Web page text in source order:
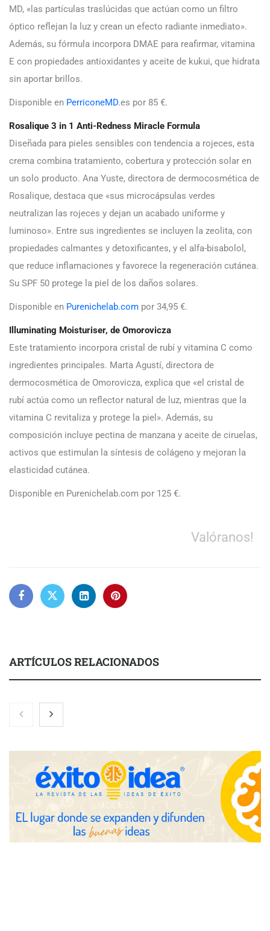
MD, «las partículas traslúcidas que actúan como un filtro
óptico reflejan la luz y crean un efecto radiante inmediato».
Además, su fórmula incorpora DMAE para reafirmar, vitamina
E con propiedades antioxidantes y aceite de kukui, que hidrata
sin aportar brillos.
Disponible en PerriconeMD.es por 85 €.
Rosalique 3 in 1 Anti-Redness Miracle Formula
Diseñada para pieles sensibles con tendencia a rojeces, esta
crema combina tratamiento, cobertura y protección solar en
un solo producto. Ana Yuste, directora de dermocosmética de
Rosalique, destaca que «sus microcápsulas verdes
neutralizan las rojeces y dejan un acabado uniforme y
luminoso». Entre sus ingredientes se incluyen la zeolita, con
propiedades calmantes y detoxificantes, y el alfa-bisabolol,
que reduce inflamaciones y favorece la regeneración cutánea.
Su SPF 50 protege la piel de los daños solares.
Disponible en Purenichelab.com por 34,95 €.
Illuminating Moisturiser, de Omorovicza
Este tratamiento incorpora cristal de rubí y vitamina C como
ingredientes principales. Marta Agustí, directora de
dermocosmética de Omorovicza, explica que «el cristal de
rubí actúa como un reflector natural de luz, mientras que la
vitamina C revitaliza y protege la piel». Además, su
composición incluye pectina de manzana y aceite de ciruelas,
activos que estimulan la síntesis de colágeno y mejoran la
elasticidad cutánea.
Disponible en Purenichelab.com por 125 €.
Valóranos!
ARTÍCULOS RELACIONADOS
Nicols presenta seis modelos de anillos de compromiso para el
eclipse solar del 12 de agosto
Zoomex mejora su Strategy Center con herramientas
avanzadas para trading estratégico
COMPALISS de LYSOTRIC: cuando un solo producto multiplica
las posibilidades del salón profesional